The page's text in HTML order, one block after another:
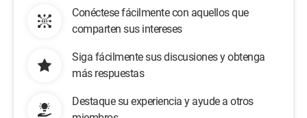
Conéctese fácilmente con aquellos que
comparten sus intereses
Siga fácilmente sus discusiones y obtenga
más respuestas
Destaque su experiencia y ayude a otros